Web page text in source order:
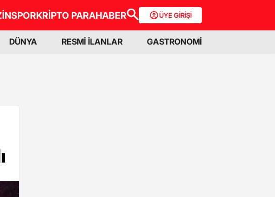
SPORKRİPTO PARAHABER ÜYE GİRİŞİ
DÜNYA RESMİ İLANLAR GASTRONOMİ